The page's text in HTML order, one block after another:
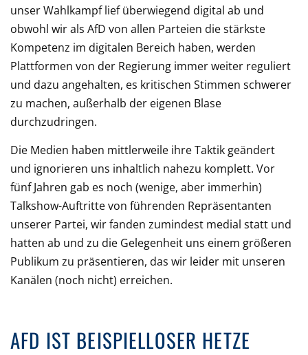
unser Wahlkampf lief überwiegend digital ab und
obwohl wir als AfD von allen Parteien die stärkste
Kompetenz im digitalen Bereich haben, werden
Plattformen von der Regierung immer weiter reguliert
und dazu angehalten, es kritischen Stimmen schwerer
zu machen, außerhalb der eigenen Blase
durchzudringen.
Die Medien haben mittlerweile ihre Taktik geändert
und ignorieren uns inhaltlich nahezu komplett. Vor
fünf Jahren gab es noch (wenige, aber immerhin)
Talkshow-Auftritte von führenden Repräsentanten
unserer Partei, wir fanden zumindest medial statt und
hatten ab und zu die Gelegenheit uns einem größeren
Publikum zu präsentieren, das wir leider mit unseren
Kanälen (noch nicht) erreichen.
AFD IST BEISPIELLOSER HETZE